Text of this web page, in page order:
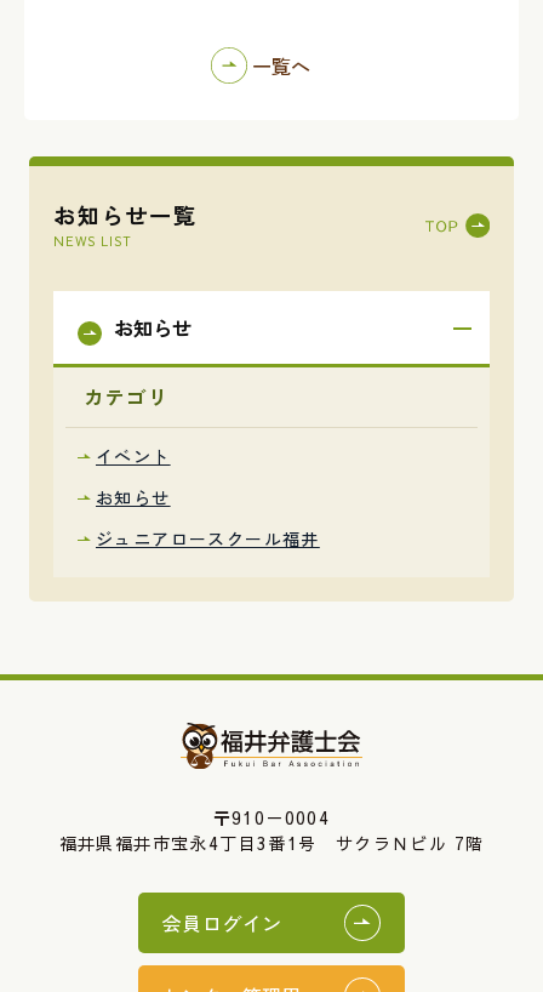
お知らせ一覧
NEWS LIST
お知らせ
カテゴリ
イベント
お知らせ
ジュニアロースクール福井
一覧へ
〒910－0004
福井県福井市宝永4丁目3番1号 サクラＮビル 7階
会員ログイン